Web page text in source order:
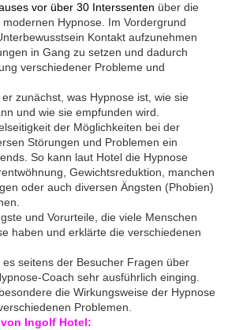
vor über 30 Interssenten über die
Hypnose. Im Vordergrund
Kontakt aufzunehmen
in Gang zu setzen und dadurch
verschiedener Probleme und
zunächst, was Hypnose ist, wie sie
und wie sie empfunden wird.
der Möglichkeiten bei der
Störungen und Problemen ein
So kann laut Hotel die Hypnose
Gewichtsreduktion, manchen
oder auch diversen Ängsten (Phobien)
und Vorurteile, die viele Menschen
haben und erklärte die verschiedenen
seitens der Besucher Fragen über
Coach sehr ausführlich einging.
die Wirkungsweise der Hypnose
Problemen.
Ingolf Hotel: